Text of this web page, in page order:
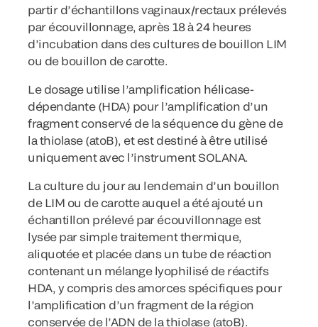
partir d’échantillons vaginaux/rectaux prélevés
par écouvillonnage, après 18 à 24 heures
d’incubation dans des cultures de bouillon LIM
ou de bouillon de carotte.
Le dosage utilise l’amplification hélicase-
dépendante (HDA) pour l’amplification d’un
fragment conservé de la séquence du gène de
la thiolase (atoB), et est destiné à être utilisé
uniquement avec l’instrument SOLANA.
La culture du jour au lendemain d’un bouillon
de LIM ou de carotte auquel a été ajouté un
échantillon prélevé par écouvillonnage est
lysée par simple traitement thermique,
aliquotée et placée dans un tube de réaction
contenant un mélange lyophilisé de réactifs
HDA, y compris des amorces spécifiques pour
l’amplification d’un fragment de la région
conservée de l’ADN de la thiolase (atoB).